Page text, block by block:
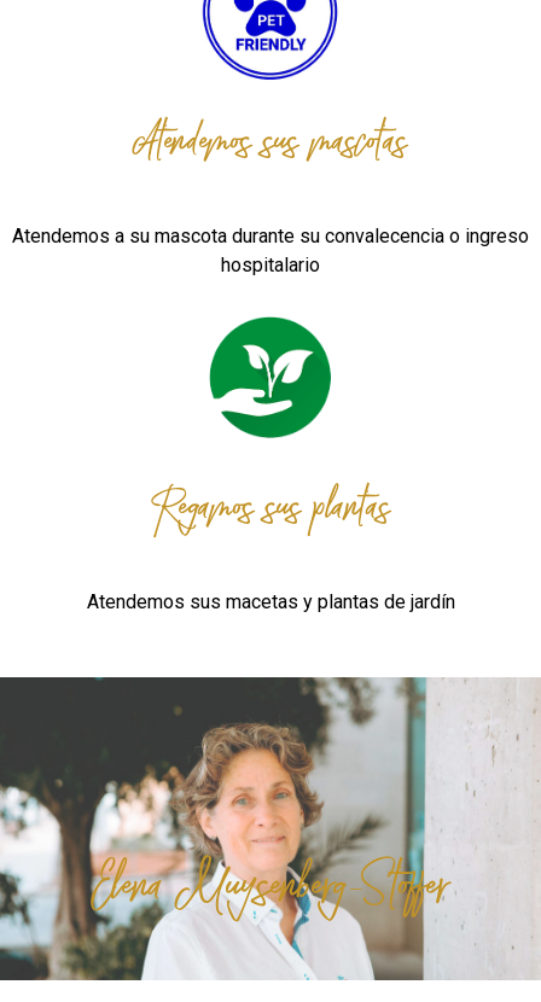
Atendemos sus mascotas
Atendemos a su mascota durante su convalecencia o ingreso
hospitalario
Regamos sus plantas
Atendemos sus macetas y plantas de jardín
Elena Muysenberg-Stoffer